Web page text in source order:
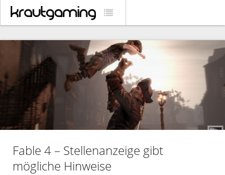
Fable 4 – Stellenanzeige gibt
mögliche Hinweise